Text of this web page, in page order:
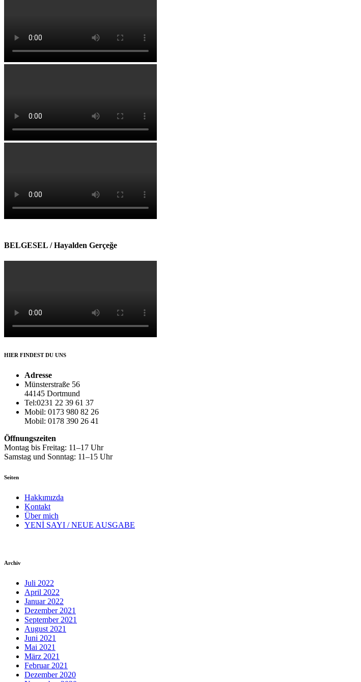
BELGESEL / Hayalden Gerçeğe
HIER FINDEST DU UNS
Adresse
Münsterstraße 56
44145 Dortmund
Tel:0231 22 39 61 37
Mobil: 0173 980 82 26
Mobil: 0178 390 26 41
Öffnungszeiten
Montag bis Freitag: 11–17 Uhr
Samstag und Sonntag: 11–15 Uhr
Seiten
Hakkımızda
Kontakt
Über mich
YENİ SAYI / NEUE AUSGABE
Archiv
Juli 2022
April 2022
Januar 2022
Dezember 2021
September 2021
August 2021
Juni 2021
Mai 2021
März 2021
Februar 2021
Dezember 2020